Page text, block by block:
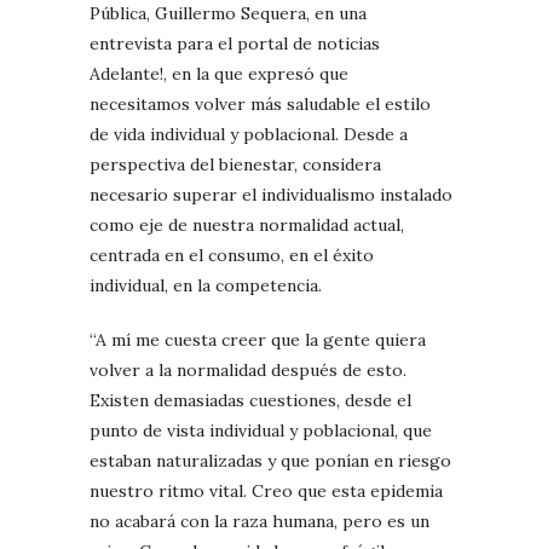
Pública, Guillermo Sequera, en una
entrevista para el portal de noticias
Adelante!, en la que expresó que
necesitamos volver más saludable el estilo
de vida individual y poblacional. Desde a
perspectiva del bienestar, considera
necesario superar el individualismo instalado
como eje de nuestra normalidad actual,
centrada en el consumo, en el éxito
individual, en la competencia.
“A mí me cuesta creer que la gente quiera
volver a la normalidad después de esto.
Existen demasiadas cuestiones, desde el
punto de vista individual y poblacional, que
estaban naturalizadas y que ponían en riesgo
nuestro ritmo vital. Creo que esta epidemia
no acabará con la raza humana, pero es un